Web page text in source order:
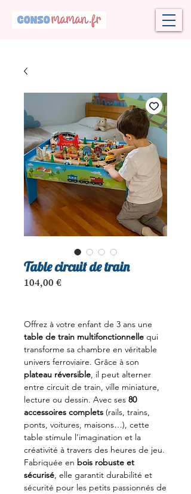
Table circuit de train
104,00 €
Offrez à votre enfant de 3 ans une
table de train multifonctionnelle qui
transforme sa chambre en véritable
univers ferroviaire. Grâce à son
plateau réversible, il peut alterner
entre circuit de train, ville miniature,
lecture ou dessin. Avec ses 80
accessoires complets (rails, trains,
ponts, voitures, maisons…), cette
table stimule l’imagination et la
créativité à travers des heures de jeu.
Fabriquée en bois robuste et
sécurisé, elle garantit durabilité et
sécurité pour les petits passionnés de